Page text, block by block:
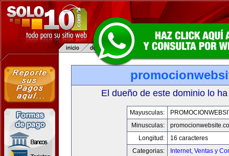
El dueño de este dominio lo
Mayusculas:
Minusculas:
Longitud:
16 caracteres
Categorias:
Internet, Ventas y